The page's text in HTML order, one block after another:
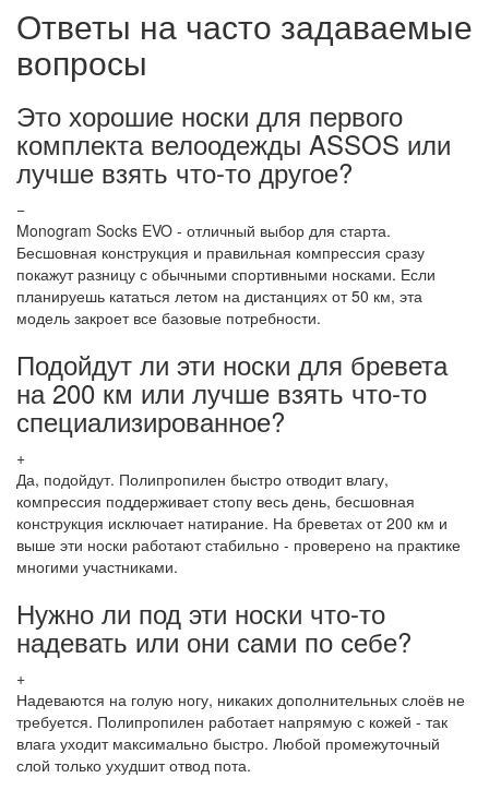
Ответы на часто задаваемые
вопросы
Это хорошие носки для первого
комплекта велоодежды ASSOS или
лучше взять что-то другое?
−
Monogram Socks EVO - отличный выбор для старта.
Бесшовная конструкция и правильная компрессия сразу
покажут разницу с обычными спортивными носками. Если
планируешь кататься летом на дистанциях от 50 км, эта
модель закроет все базовые потребности.
Подойдут ли эти носки для бревета
на 200 км или лучше взять что-то
специализированное?
+
Да, подойдут. Полипропилен быстро отводит влагу,
компрессия поддерживает стопу весь день, бесшовная
конструкция исключает натирание. На бреветах от 200 км и
выше эти носки работают стабильно - проверено на практике
многими участниками.
Нужно ли под эти носки что-то
надевать или они сами по себе?
+
Надеваются на голую ногу, никаких дополнительных слоёв не
требуется. Полипропилен работает напрямую с кожей - так
влага уходит максимально быстро. Любой промежуточный
слой только ухудшит отвод пота.